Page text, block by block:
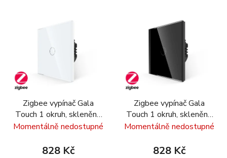
Zigbee vypínač Gala
Touch 1 okruh, skleněný
rámeček, bílá
Momentálně nedostupné
828 Kč
Zigbee vypínač Gala
Touch 1 okruh, skleněný
rámeček, černá
Momentálně nedostupné
828 Kč